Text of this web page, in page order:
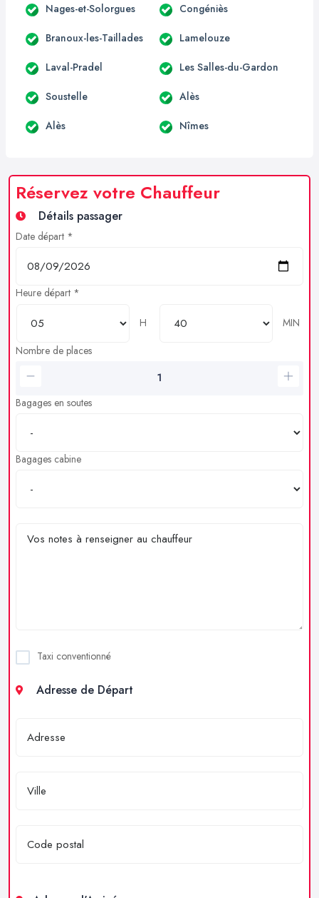
Nages-et-Solorgues Congéniès
Branoux-les-Taillades Lamelouze
Laval-Pradel Les Salles-du-Gardon
Soustelle Alès
Alès Nîmes
Réservez votre Chauffeur
Détails passager
Date départ *
Heure départ *
H
MIN
Nombre de places
Bagages en soutes
Bagages cabine
Taxi conventionné
Adresse de Départ